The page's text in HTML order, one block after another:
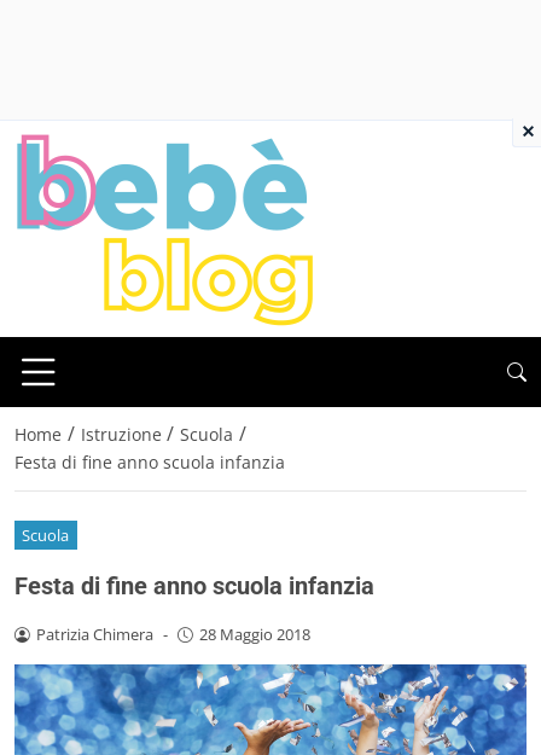
Home / Istruzione / Scuola /
Festa di fine anno scuola infanzia
Scuola
Festa di fine anno scuola infanzia
Patrizia Chimera - 28 Maggio 2018
×